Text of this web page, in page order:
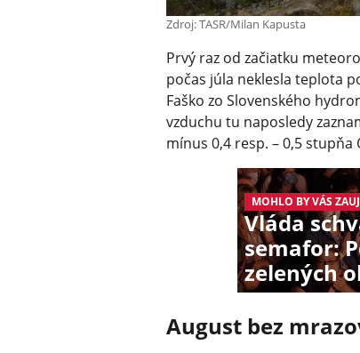
Zdroj: TASR/Milan Kapusta
Prvý raz od začiatku
počas júla neklesla teplota
Faško zo Slovenského
vzduchu tu naposledy
mínus 0,4 resp. – 0,5 stupňa
MOHLO BY VÁS
Vláda
semafor:
zelených
August bez